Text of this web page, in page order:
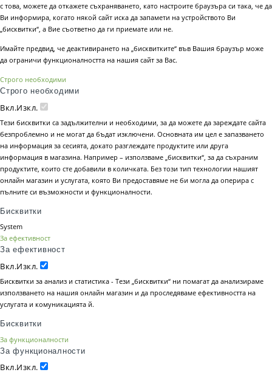
с това, можете да откажете съхраняването, като настроите браузъра си така, че да
Ви информира, когато някой сайт иска да запамети на устройството Ви
„бисквитки“, а Вие съответно да ги приемате или не.
Имайте предвид, че деактивирането на „бисквитките“ във Вашия браузър може
да ограничи функционалността на нашия сайт за Вас.
Строго необходими
Строго необходими
Вкл.Изкл.
Тези бисквитки са задължителни и необходими, за да можете да зареждате сайта
безпроблемно и не могат да бъдат изключени. Основната им цел е запазването
на информация за сесията, докато разглеждате продуктите или друга
информация в магазина. Например – използваме „бисквитки“, за да съхраним
продуктите, които сте добавили в количката. Без този тип технологии нашият
онлайн магазин и услугата, която Ви предоставяме не би могла да оперира с
пълните си възможности и функционалности.
Бисквитки
System
За ефективност
За ефективност
Вкл.Изкл.
Бисквитки за анализ и статистика - Тези „бисквитки“ ни помагат да анализираме
използването на нашия онлайн магазин и да проследяваме ефективността на
услугата и комуникацията й.
Бисквитки
За функционалности
За функционалности
Вкл.Изкл.